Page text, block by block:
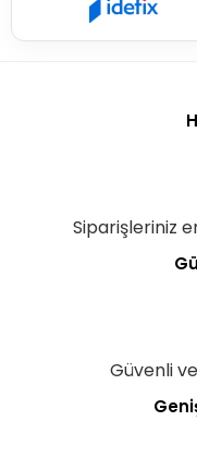
Siparişleriniz
Güvenli